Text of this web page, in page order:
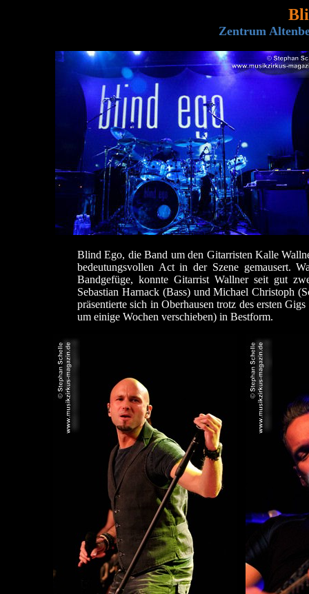
Zentrum
Blind Ego, die Band um den Gitarristen Kalle
bedeutungsvollen Act in der Szene gemausert.
Bandgefüge, konnte Gitarrist Wallner seit gut
Sebastian Harnack (Bass) und Michael Christoph
präsentierte sich in Oberhausen trotz des ersten
um einige Wochen verschieben) in Bestform.